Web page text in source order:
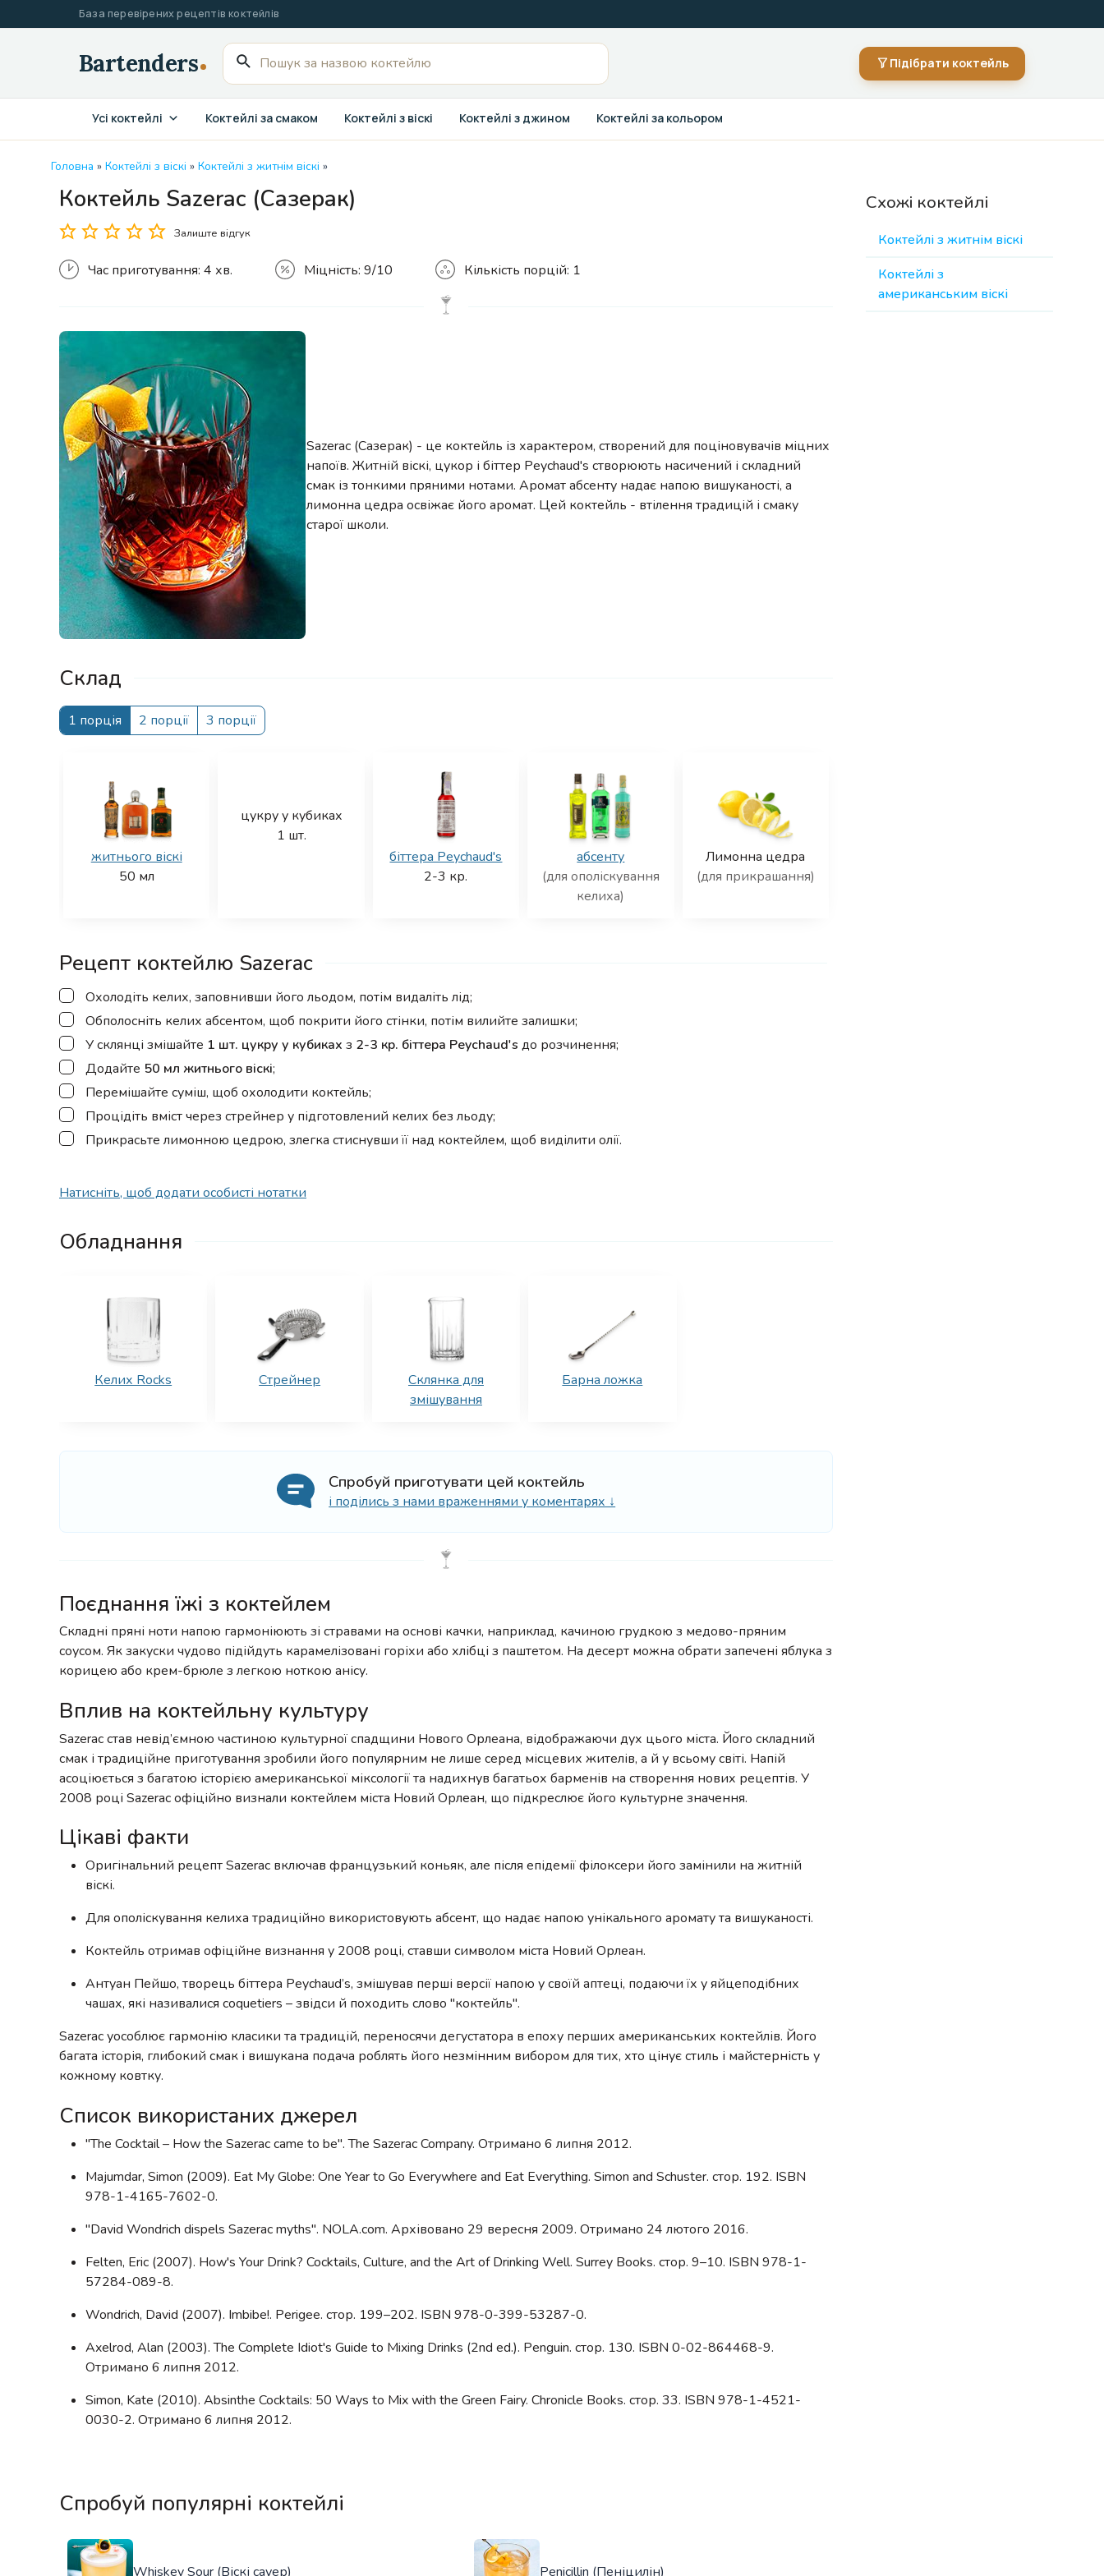
до
База перевірених рецептів коктейлів
Пошук
для:
Підібрати коктейль
Усі коктейлі Коктейлі за смаком Коктейлі з віскі Коктейлі з джином Коктейлі за кольором
Головна » Коктейлі з віскі » Коктейлі з житнім віскі »
Коктейль Sazerac (Сазерак)
Залиште відгук
Час приготування: 4 хв. Міцність: 9/10 Кількість порцій: 1
Sazerac (Сазерак) - це коктейль із характером, створений для поціновувачів міцних
напоїв. Житній віскі, цукор і біттер Peychaud's створюють насичений і складний
смак із тонкими пряними нотами. Аромат абсенту надає напою вишуканості, а
лимонна цедра освіжає його аромат. Цей коктейль - втілення традицій і смаку
старої школи.
Склад
1 порція 2 порції 3 порції
житнього віскі
50 мл
цукру у кубиках
1 шт.
біттера Peychaud's
2-3 кр.
абсенту
(для ополіскування
келиха)
Лимонна цедра
(для прикрашання)
Рецепт коктейлю Sazerac
▢
Охолодіть келих, заповнивши його льодом, потім видаліть лід;
▢
Обполосніть келих абсентом, щоб покрити його стінки, потім вилийте залишки;
▢
У склянці змішайте 1 шт. цукру у кубиках з 2-3 кр. біттера Peychaud's до розчинення;
▢
Додайте 50 мл житнього віскі;
▢
Перемішайте суміш, щоб охолодити коктейль;
▢
Процідіть вміст через стрейнер у підготовлений келих без льоду;
▢
Прикрасьте лимонною цедрою, злегка стиснувши її над коктейлем, щоб виділити олії.
Натисніть, щоб додати особисті нотатки
Обладнання
Келих Rocks Стрейнер
Склянка для
змішування
Барна ложка
Спробуй приготувати цей коктейль
і поділись з нами враженнями у коментарях ↓
Поєднання їжі з коктейлем
Складні пряні ноти напою гармоніюють зі стравами на основі качки, наприклад, качиною грудкою з медово-пряним
соусом. Як закуски чудово підійдуть карамелізовані горіхи або хлібці з паштетом. На десерт можна обрати запечені яблука з
корицею або крем-брюле з легкою ноткою анісу.
Вплив на коктейльну культуру
Sazerac став невід’ємною частиною культурної спадщини Нового Орлеана, відображаючи дух цього міста. Його складний
смак і традиційне приготування зробили його популярним не лише серед місцевих жителів, а й у всьому світі. Напій
асоціюється з багатою історією американської міксології та надихнув багатьох барменів на створення нових рецептів. У
2008 році Sazerac офіційно визнали коктейлем міста Новий Орлеан, що підкреслює його культурне значення.
Цікаві факти
Оригінальний рецепт Sazerac включав французький коньяк, але після епідемії філоксери його замінили на житній
віскі.
Для ополіскування келиха традиційно використовують абсент, що надає напою унікального аромату та вишуканості.
Коктейль отримав офіційне визнання у 2008 році, ставши символом міста Новий Орлеан.
Антуан Пейшо, творець біттера Peychaud’s, змішував перші версії напою у своїй аптеці, подаючи їх у яйцеподібних
чашах, які називалися coquetiers – звідси й походить слово "коктейль".
Sazerac уособлює гармонію класики та традицій, переносячи дегустатора в епоху перших американських коктейлів. Його
багата історія, глибокий смак і вишукана подача роблять його незмінним вибором для тих, хто цінує стиль і майстерність у
кожному ковтку.
Список використаних джерел
"The Cocktail – How the Sazerac came to be". The Sazerac Company. Отримано 6 липня 2012.
Majumdar, Simon (2009). Eat My Globe: One Year to Go Everywhere and Eat Everything. Simon and Schuster. стор. 192. ISBN
978-1-4165-7602-0.
"David Wondrich dispels Sazerac myths". NOLA.com. Архівовано 29 вересня 2009. Отримано 24 лютого 2016.
Felten, Eric (2007). How's Your Drink? Cocktails, Culture, and the Art of Drinking Well. Surrey Books. стор. 9–10. ISBN 978-1-
57284-089-8.
Wondrich, David (2007). Imbibe!. Perigee. стор. 199–202. ISBN 978-0-399-53287-0.
Axelrod, Alan (2003). The Complete Idiot's Guide to Mixing Drinks (2nd ed.). Penguin. стор. 130. ISBN 0-02-864468-9.
Отримано 6 липня 2012.
Simon, Kate (2010). Absinthe Cocktails: 50 Ways to Mix with the Green Fairy. Chronicle Books. стор. 33. ISBN 978-1-4521-
0030-2. Отримано 6 липня 2012.
Спробуй популярні коктейлі
Whiskey Sour (Віскі сауер) Penicillin (Пеніцилін)
Схожі коктейлі
Коктейлі з житнім віскі
Коктейлі з
американським віскі